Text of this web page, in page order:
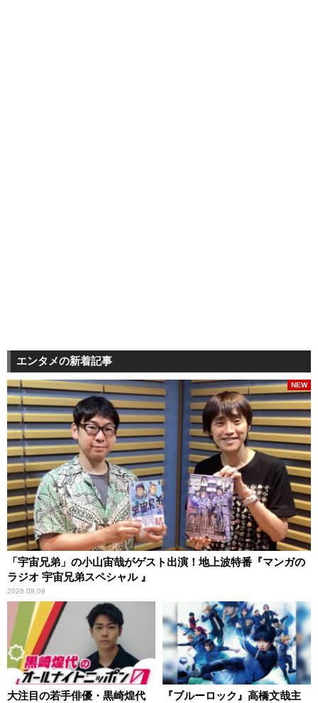
エンタメの新着記事
「宇宙兄弟」の小山宙哉がゲスト出演！地上波特番『マンガの
ラジオ 宇宙兄弟スペシャル 』
2026.08.09
NEW
大注目の若手俳優・黒崎煌代
『ブルーロック』高橋文哉主